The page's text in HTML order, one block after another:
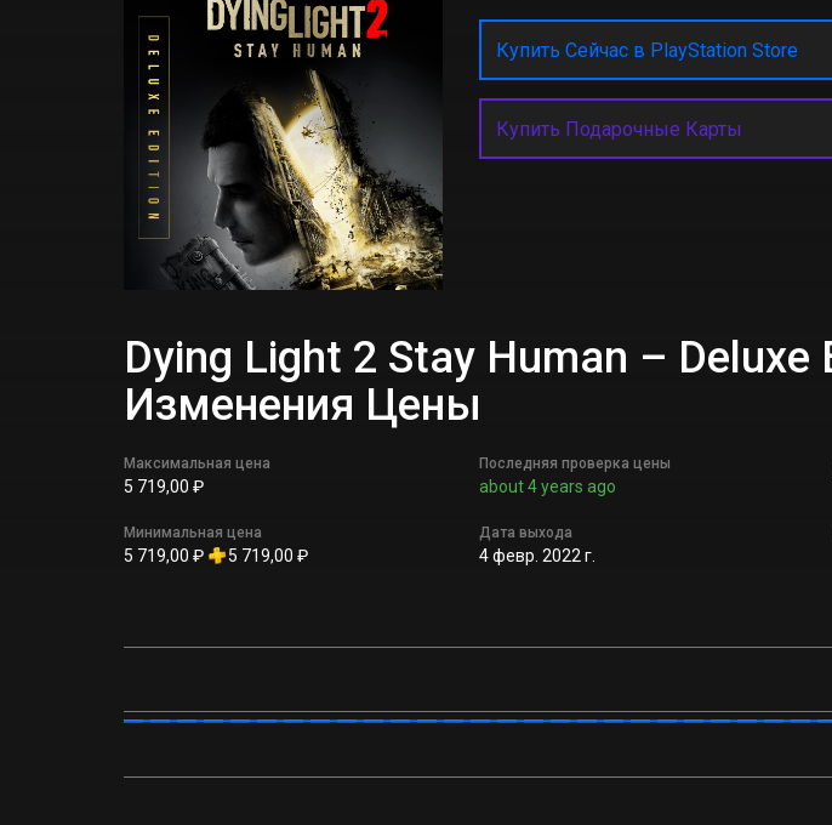
Купить Сейчас в PlayStation Store
Купить Подарочные Карты
Dying Light 2 Stay Human – Deluxe
Изменения Цены
Максимальная цена
5 719,00 ₽
Минимальная цена
5 719,00 ₽ 5 719,00 ₽
Последняя проверка цены
about 4 years ago
Дата выхода
4 февр. 2022 г.